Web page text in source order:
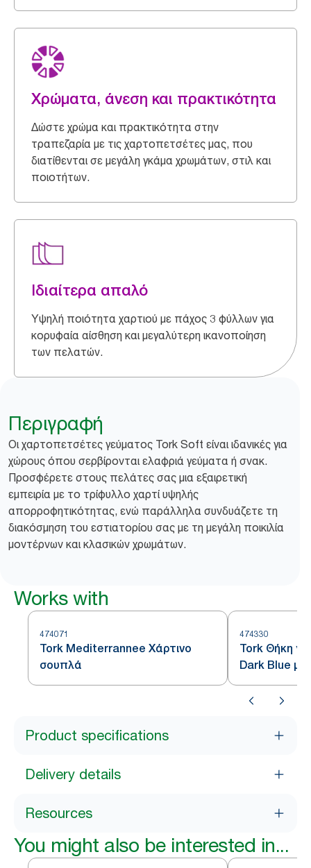
Χρώματα, άνεση και πρακτικότητα
Δώστε χρώμα και πρακτικότητα στην
τραπεζαρία με τις χαρτοπετσέτες μας, που
διατίθενται σε μεγάλη γκάμα χρωμάτων, στιλ και
ποιοτήτων.
Ιδιαίτερα απαλό
Υψηλή ποιότητα χαρτιού με πάχος 3 φύλλων για
κορυφαία αίσθηση και μεγαλύτερη ικανοποίηση
των πελατών.
Περιγραφή
Οι χαρτοπετσέτες γεύματος Tork Soft είναι ιδανικές για
χώρους όπου σερβίρονται ελαφριά γεύματα ή σνακ.
Προσφέρετε στους πελάτες σας μια εξαιρετική
εμπειρία με το τρίφυλλο χαρτί υψηλής
απορροφητικότητας, ενώ παράλληλα συνδυάζετε τη
διακόσμηση του εστιατορίου σας με τη μεγάλη ποικιλία
μοντέρνων και κλασικών χρωμάτων.
Works with
474071
Tork Mediterrannee Χάρτινο
σουπλά
474330
Tork Θήκη
Dark Blue
White
Product specifications
Delivery details
Resources
You might also be interested in...